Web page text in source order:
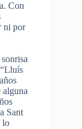
Con
ni por
alguna
Sant
lo